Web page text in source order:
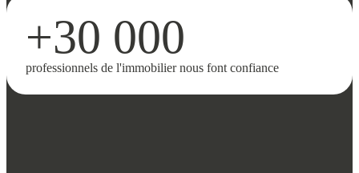
+30 000
professionnels de l'immobilier nous font confiance